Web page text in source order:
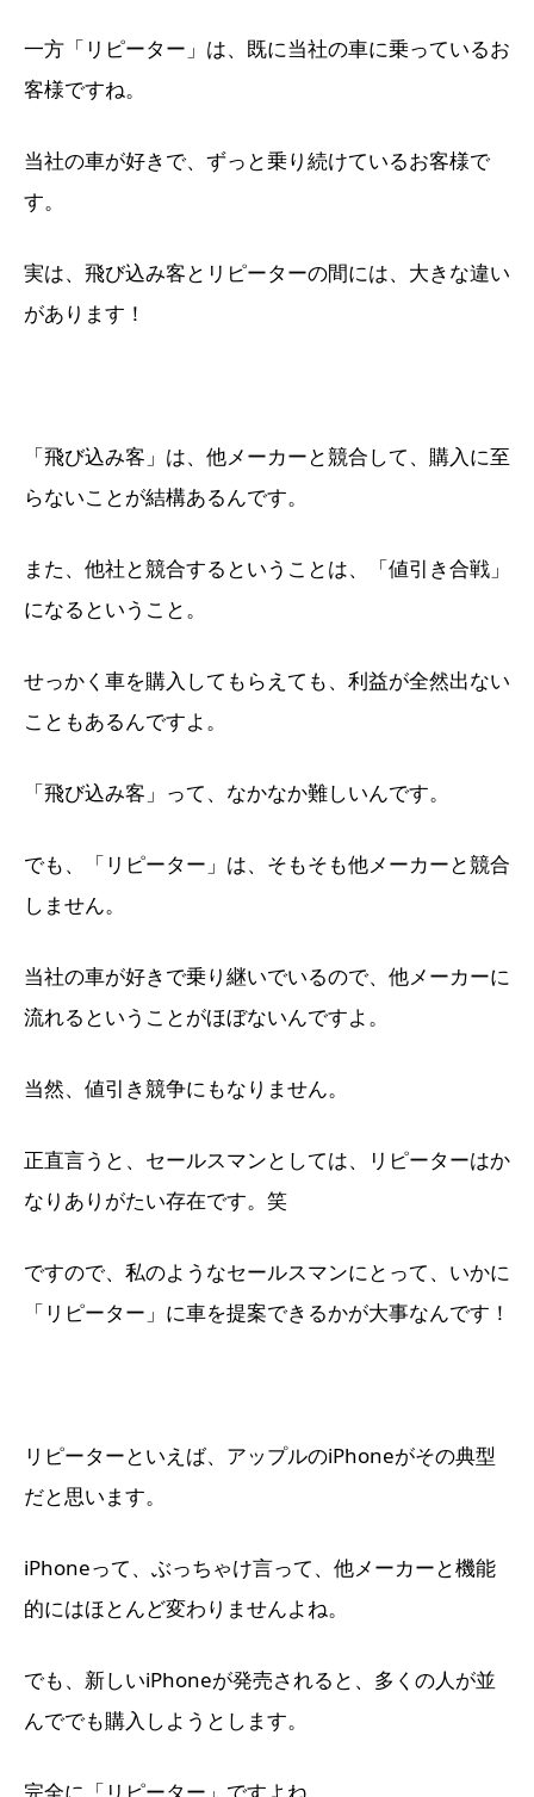
一方「リピーター」は、既に当社の車に乗っているお
客様ですね。
当社の車が好きで、ずっと乗り続けているお客様で
す。
実は、飛び込み客とリピーターの間には、大きな違い
があります！
「飛び込み客」は、他メーカーと競合して、購入に至
らないことが結構あるんです。
また、他社と競合するということは、「値引き合戦」
になるということ。
せっかく車を購入してもらえても、利益が全然出ない
こともあるんですよ。
「飛び込み客」って、なかなか難しいんです。
でも、「リピーター」は、そもそも他メーカーと競合
しません。
当社の車が好きで乗り継いでいるので、他メーカーに
流れるということがほぼないんですよ。
当然、値引き競争にもなりません。
正直言うと、セールスマンとしては、リピーターはか
なりありがたい存在です。笑
ですので、私のようなセールスマンにとって、いかに
「リピーター」に車を提案できるかが大事なんです！
リピーターといえば、アップルのiPhoneがその典型
だと思います。
iPhoneって、ぶっちゃけ言って、他メーカーと機能
的にはほとんど変わりませんよね。
でも、新しいiPhoneが発売されると、多くの人が並
んででも購入しようとします。
完全に「リピーター」ですよね。